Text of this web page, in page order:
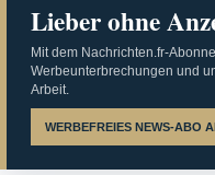
Lieber ohne
Mit dem Nachrichten.fr-
Werbeunterbrechungen und
Arbeit.
WERBEFREIES NEWS-ABO